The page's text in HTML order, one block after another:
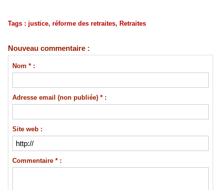
Tags : justice, réforme des retraites, Retraites
Nouveau commentaire :
Nom * :
Adresse email (non publiée) * :
Site web :
Commentaire * :